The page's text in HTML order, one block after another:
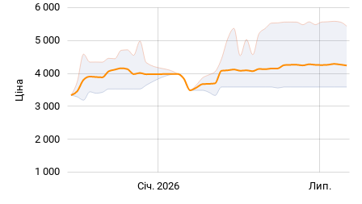
Ціна
1 000
2 000
3 000
4 000
5 000
6 000
Січ. 2026 Лип.